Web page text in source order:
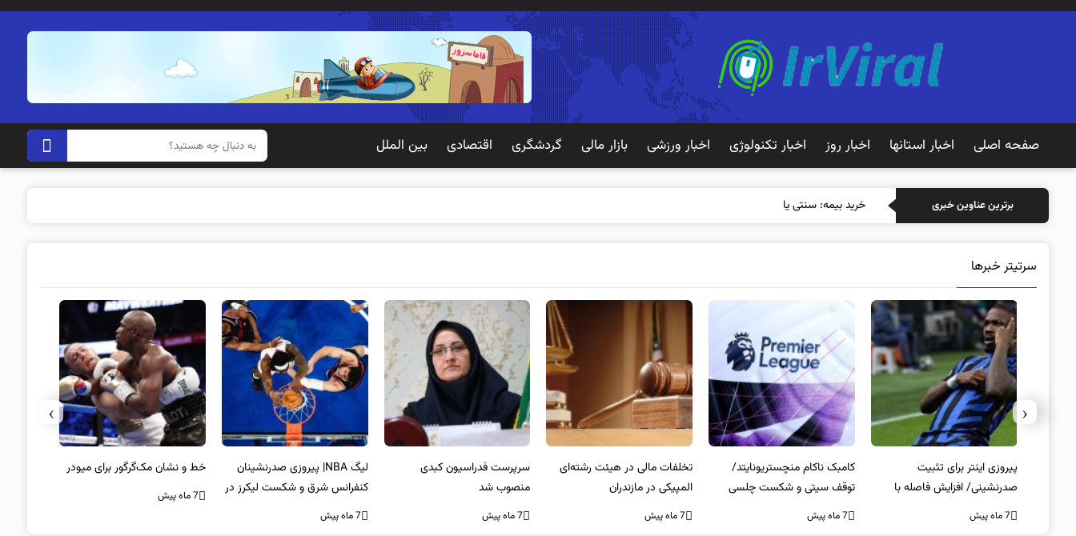
صفحه اصلی اخبار استانها اخبار روز اخبار تکنولوژی اخبار ورزشی بازار مالی گردشگری اقتصادی بین الملل
برترین عناوین خبری خرید بیمه: سنتی یا آنلاین؟ کدامیک تجربه
سرتیتر خبرها
پیروزی اینتر برای تثبیت
صدرنشینی/ افزایش فاصله با
ناپولی
7 ماه پیش
کامبک ناکام منچستریونایتد/
توقف سیتی و شکست چلسی
7 ماه پیش
تخلفات مالی در هیئت رشته‌ای
المپیکی در مازندران
7 ماه پیش
سرپرست فدراسیون کبدی
منصوب شد
7 ماه پیش
لیگ NBA| پیروزی صدرنشینان
کنفرانس شرق و شکست لیکرز در
غیاب جیمز
7 ماه پیش
خط و نشان مک‌گرگور برای میودر
7 ماه پیش
‹
›